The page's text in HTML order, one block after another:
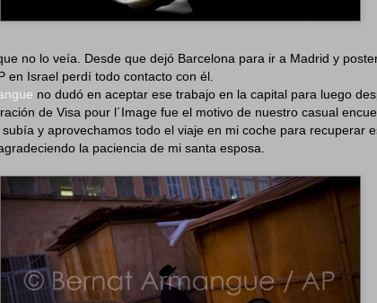
no lo veía. Desde que dejó Barcelona para ir a Madrid y
en Israel perdí todo contacto con él.
no dudó en aceptar ese trabajo en la capital para luego
de Visa pour l´Image fue el motivo de nuestro casual
y aprovechamos todo el viaje en mi coche para recuperar
la paciencia de mi santa esposa.